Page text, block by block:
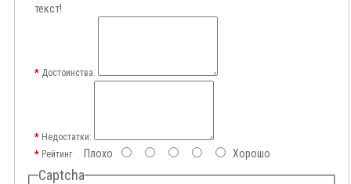
текст!
Достоинства:
Недостатки:
РейтингПлохо Хорошо
Captcha